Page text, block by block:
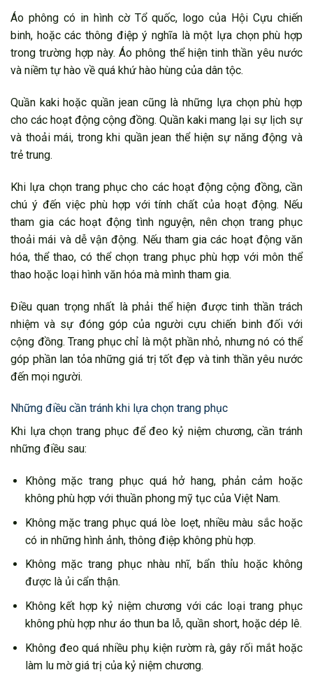
Áo phông có in hình cờ Tổ quốc, logo của Hội Cựu chiến
binh, hoặc các thông điệp ý nghĩa là một lựa chọn phù hợp
trong trường hợp này. Áo phông thể hiện tinh thần yêu nước
và niềm tự hào về quá khứ hào hùng của dân tộc.
Quần kaki hoặc quần jean cũng là những lựa chọn phù hợp
cho các hoạt động cộng đồng. Quần kaki mang lại sự lịch sự
và thoải mái, trong khi quần jean thể hiện sự năng động và
trẻ trung.
Khi lựa chọn trang phục cho các hoạt động cộng đồng, cần
chú ý đến việc phù hợp với tính chất của hoạt động. Nếu
tham gia các hoạt động tình nguyện, nên chọn trang phục
thoải mái và dễ vận động. Nếu tham gia các hoạt động văn
hóa, thể thao, có thể chọn trang phục phù hợp với môn thể
thao hoặc loại hình văn hóa mà mình tham gia.
Điều quan trọng nhất là phải thể hiện được tinh thần trách
nhiệm và sự đóng góp của người cựu chiến binh đối với
cộng đồng. Trang phục chỉ là một phần nhỏ, nhưng nó có thể
góp phần lan tỏa những giá trị tốt đẹp và tinh thần yêu nước
đến mọi người.
Những điều cần tránh khi lựa chọn trang phục
Khi lựa chọn trang phục để đeo kỷ niệm chương, cần tránh
những điều sau:
Không mặc trang phục quá hở hang, phản cảm hoặc
không phù hợp với thuần phong mỹ tục của Việt Nam.
Không mặc trang phục quá lòe loẹt, nhiều màu sắc hoặc
có in những hình ảnh, thông điệp không phù hợp.
Không mặc trang phục nhàu nhĩ, bẩn thỉu hoặc không
được là ủi cẩn thận.
Không kết hợp kỷ niệm chương với các loại trang phục
không phù hợp như áo thun ba lỗ, quần short, hoặc dép lê.
Không đeo quá nhiều phụ kiện rườm rà, gây rối mắt hoặc
làm lu mờ giá trị của kỷ niệm chương.